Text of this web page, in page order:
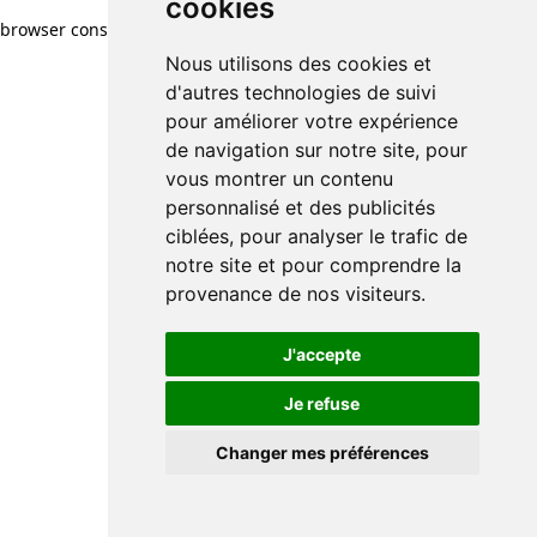
cookies
Nous utilisons des cookies et
d'autres technologies de suivi
pour améliorer votre expérience
de navigation sur notre site, pour
vous montrer un contenu
personnalisé et des publicités
ciblées, pour analyser le trafic de
notre site et pour comprendre la
provenance de nos visiteurs.
J'accepte
Je refuse
Changer mes préférences
browser console for more information)